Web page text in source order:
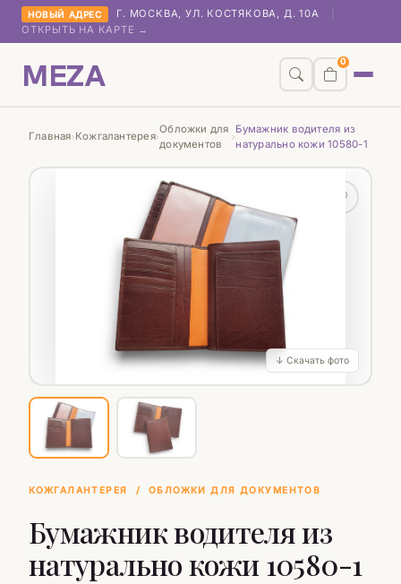
НОВЫЙ АДРЕС Г. МОСКВА, УЛ. КОСТЯКОВА, Д. 10А
ОТКРЫТЬ НА КАРТЕ →
MEZA 0
Главная›Кожгалантерея›
Обложки для
документов
›
Бумажник водителя из
натурально кожи 10580-1
♡
↓ Скачать фото
КОЖГАЛАНТЕРЕЯ / ОБЛОЖКИ ДЛЯ ДОКУМЕНТОВ
Бумажник водителя из
натурально кожи 10580-1